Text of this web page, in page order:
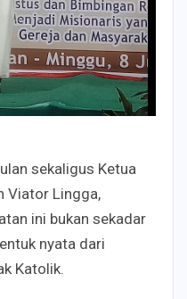
sekaligus Ketua
Viator Lingga,
ini bukan sekadar
nyata dari
Katolik.